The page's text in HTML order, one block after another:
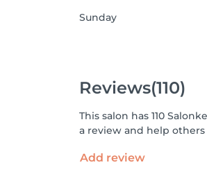
Sunday
Reviews(110)
This salon has 110
a review and help
Add review